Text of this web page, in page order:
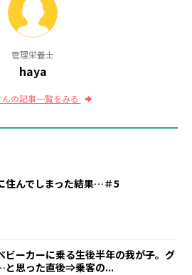
管理栄養士
haya
の記事一覧をみる
住んでしまった結果…＃5
ーカーに乗る生後半年の我が子。グ
と思った直後⇒乗客の...